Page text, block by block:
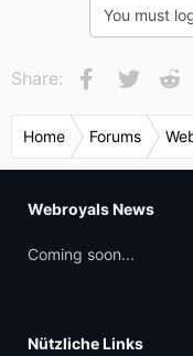
You must
Share: Facebook
Twitter
Home Forums
Webroyals News
Coming soon...
Nützliche Links